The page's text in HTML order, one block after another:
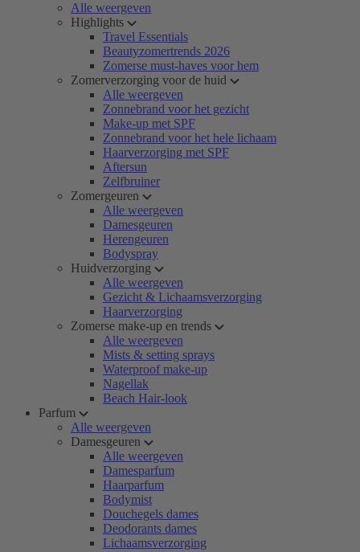
Alle weergeven
Highlights
Travel Essentials
Beautyzomertrends 2026
Zomerse must-haves voor hem
Zomerverzorging voor de huid
Alle weergeven
Zonnebrand voor het gezicht
Make-up met SPF
Zonnebrand voor het hele lichaam
Haarverzorging met SPF
Aftersun
Zelfbruiner
Zomergeuren
Alle weergeven
Damesgeuren
Herengeuren
Bodyspray
Huidverzorging
Alle weergeven
Gezicht & Lichaamsverzorging
Haarverzorging
Zomerse make-up en trends
Alle weergeven
Mists & setting sprays
Waterproof make-up
Nagellak
Beach Hair-look
Parfum
Alle weergeven
Damesgeuren
Alle weergeven
Damesparfum
Haarparfum
Bodymist
Douchegels dames
Deodorants dames
Lichaamsverzorging